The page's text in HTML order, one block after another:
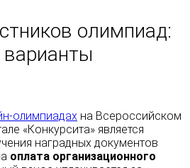
олимпиад:
варианты
олимпиадах на Всероссийском
«Конкурсита» является
наградных документов
оплата организационного